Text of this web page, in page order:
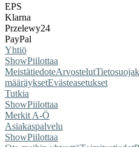
EPS
Klarna
Przelewy24
PayPal
Yhtiö
ShowPiilottaa
MeistätiedoteArvostelut
määräyksetEvästeasetukset
Tutkia
ShowPiilottaa
Merkit A-Ö
Asiakaspalvelu
ShowPiilottaa